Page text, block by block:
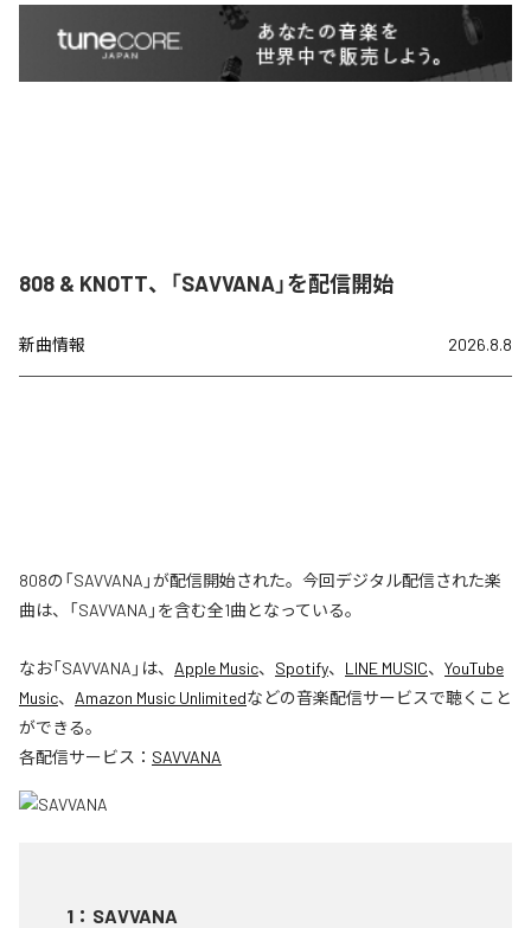
808 & KNOTT、「SAVVANA」を配信開始
新曲情報 2026.8.8
808の「SAVVANA」が配信開始された。今回デジタル配信された楽
曲は、「SAVVANA」を含む全1曲となっている。
なお「SAVVANA 」は、 Apple Music、 Spotify、 LINE MUSIC、 YouTube
Music、 Amazon Music Unlimitedなどの音楽配信サービスで聴くこと
ができる。
各配信サービス： SAVVANA
1 ： SAVVANA